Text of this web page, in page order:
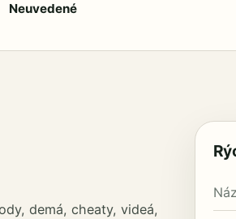
Neuvedené
demá, cheaty, videá,